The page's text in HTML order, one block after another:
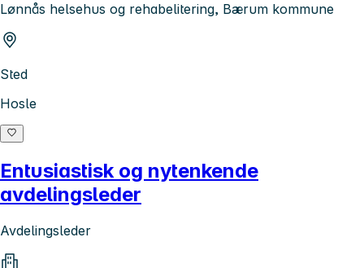
Lønnås helsehus og rehabelitering, Bærum kommune
Sted
Hosle
Entusiastisk og nytenkende
avdelingsleder
Avdelingsleder